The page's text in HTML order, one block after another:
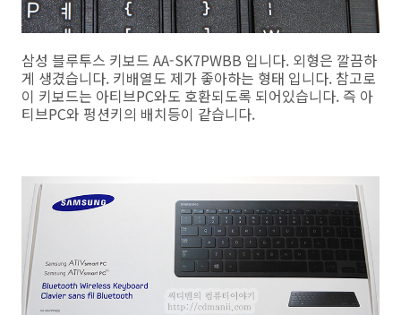
삼성 블루투스 키보드 AA-SK7PWBB 입니다. 외형은 깔끔하
게 생겼습니다. 키배열도 제가 좋아하는 형태 입니다. 참고로
이 키보드는 아티브PC와도 호환되도록 되어있습니다. 즉 아
티브PC와 펑션키의 배치등이 같습니다.